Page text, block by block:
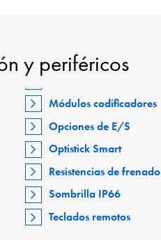
y periféricos
Módulos codificadores
Opciones de E/S
Optistick Smart
Resistencias de frenado
Sombrilla IP66
Teclados remotos